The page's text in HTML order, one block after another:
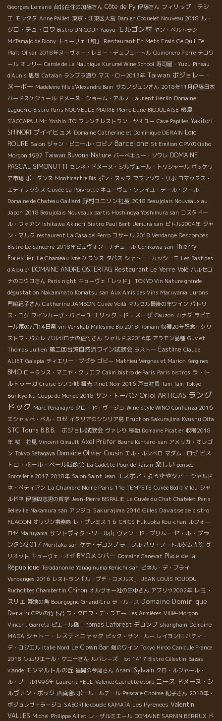
Georges Lemarié 台北在住の加藤さん Côte de Py 伊藤さん フィリップ・テシ
エ モンタダ Anne Paillet 東京・江東区大島 Damien Coquelet Nouveau 2018 ル・
グロ・デュ・ロワ Bistro UN COUP Yaoyu モルゴン村 ヤン・ベルトラン
Mr.Tamajo de Diony キューヴェ「和」
Restaurant En Mets Frais Ce Qu'Il Te
Plaît Olivar 2018年ヌーヴォー・レミー・デュフェートル Quinonero Pierre テロワ
ール オレリー Carole de La Nautique Kurumé Wine School 寿司屋・Yuzu Pineau
d'Aunis 思想 Catalan ランブラ通り マス・ロー2013年 Taiwan ボジョレー・
ヌーボー Madeleine fille d'Alexandre Bain サカノジュンさん 2018年11月伊藤日本
ハードスケジュール ドメーヌ・ショーム・アルノ Laurent Herlin Domaine
Laguerre Bistro Paris NOUVELLE MAIRIE Pleine Lune BIOJOLAISE 桜島
S'ACCAPAU Mr. Yoshio ITO フレンチレストラン・ヤオユー Cave Papilles Yakitori
SHINORI プイイヒュメ Domaine Catherine et Dominique DERAIN Loïc
ROURE Salon ジャン・ピエール・ロビノ Barcelone St Emilion CPVのKisho
Morgon 1997 Taiwan Buvons Nature バーベキュー・ソワレ DOMAINE
PASCAL SIMONUTTI セレネ・ドメーヌ・シルヴェール・トリシャール ボッケリ
ア市場 ポ・ダンヌ Montmartre Bis ポン・ヌッフ フランソワ・リボ コマックス・
エティリックス Cuvée La Poivrotte キューヴェ・ソレイユ・テール・クール
Domaine de Chateau Gaillard 野村ユニソン社長 2018 Beaujolais Nouveaux au
Japon 2018 Beaujolais Nouveaux partis Hoshinoya Yoshimura san コスタドー
ル・フォアン Ishikawa Akinori Bistro Paul Bert Uemura san ピトル2004年 ジャ
ン・マルク restaurent La Casa del Perro コサール 2018 Vendange Descombes
Bistro Le Sancerre 2018年ビュヴォン・ナチュール Uchikawa san Thierry
Forestier Le Chameau Ivre ケランヌ タパス シャトー・カッシーニ Les Bastides
d'Alquier DOMAINE ANDRE OSTERTAG Restaurant Le Verre Volé バルセロ
ナのユウコさん Paris night キューヴェ「レッド」
TOKYO Vin Nature grande
dégustation Nakaminato Komatsu san Aux Amis des Vins Maruyama Lurons
門脇紀子さん Catherine JAMBON Cuvée Voilà マルセル最後の年ワイン パトリ
ス・ユグ ワインカーヴ・パピーユ エリック・ド・スーザ Cauzon カナダ ラピエ
ール家の7月14日祭 vin Venskab Millésime Bio 2018 Romain 収穫20年記念・クリ
ストフ・パカレ バルセロナの佐竹さん シャルドネ2016年 アラモン品種 Guy et
Thomas Jullien 第二回台湾自然派ワイン試飲会 ラストー Eastline Claude
ALIET Galapia ティエリー・プゼラ ゴビー Mathieu Vergnes et Marion Kergines
BMO ローランス・マニヤ・クリエフ Calim bistro de Paris Paris bistros ラ・ト
ルトゥーガ Cruise シノン城 観光 Pinot Noir 2016 戸田社長 Tam Tam Tokyo
Bunkyo ku Coupe de Monde 2018 サン・トーバン Oriol ARTIGAS ラング
ドック Marc Penavayre クロ・ド・ヴージョ Wine Style WINO Confianza 2016
エシャッペ・ベル・ロゼ イタリアのシシリア島 Eruption Sakurajima Kyushu Oita
STC Tours B.B.B. ボジョレ試飲会 ヴァレり 移動 Domaine Picatier 収穫2018
年 桜・花見 Vincent Girault Axel Prϋfer Baune Kentaro-san アメリカ・オレゴ
ン Tokyo Setagaya Domaine Olivier Cousin エル・ルンベロ マダム・ロゼ ビス
トロ・ポール・ベール試飲会 La Cadette Pour de Raisin 楽しい pensee
Sorcellerie 2017 2018年 Salon Saint Jean エスポア・よろずやツアー シャルド
ネ・ペティアン La Chambre Noire Paris 11e TEMPETE Cuvée Bedit Vilou シャ
ルドネ 伊藤與志男の哲学 Jean-Pierre BISPALIE La Cuvée du Chat Chatelet Paris
Belleville Nakamura san アンジュ Sakurajima 2016 Gilles Davasse de bistro
FLACON オリゾン事務局 レ・プレミス１６ CHICS Fukuoka Kou-chan ルフォー
ロゼ Maruyama サントヴィクトワール山 ヴァン・ド・プリムー セ・ル・プラ
ンタン2017 Moritaka san ケケ・デコンブ ラ・フル パリ・ノートルダム寺院 グ
リオット キューヴェ・オゼ BMOメンバー Domaine Ganevat Place de la
République Teradanonke Yanaginuma Kenichi san ピネル・デ・ブライ
Vendanges 2016 レストラン「ル・プチ・コメルス」
JEAN LOUIS POUDOU
Ruchottes Chambertin Chinon オルヴォー社の田中さん アブリウ2002年 レミ・
スリエ 築地の魚 Bourgogne Grand Cru ラ・ルース Domaine Dominique
Derain CPVの竹下君 ラ・クロワ・デ・ラモー Les Armières Villié-Morgon
Vincent Garreta ピエール橋 Thomas Laforest デコンブ shanghain Domaine
MADA シャトー・レスティニャック ピック・サン・ルー レイヨン川 パティ・
デ・ロジエル Italie Nord Le Clown Bar 剣のワイン Tokyo Hiroo Canicule France
2018 ソムリエール・ケニーさん ルバレーズ lot 1417 Bistro Célestin Bazas
viande モンマルトルの丘 福岡の今尾さん Asami Sylvain クロ・ルジャール・
ル・ブール1996年 Laurent FELL Valence Cachette etoilé ニース ドメーヌ・シ
ルヴァン・ボック 西南部 ポール・ルデール Pascale Choime 紀子さん 2018年・
ボジョレヴィラージュ SABORI le couple KAMATA Les Pyrenees Valentin
VALLES Michel Philippe Alliet レ・ザルミエール DOMAINE SARNIN BERRUX ド